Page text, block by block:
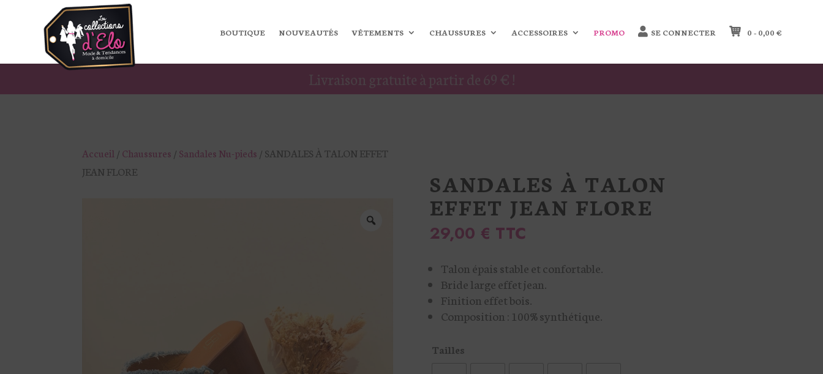
BOUTIQUE NOUVEAUTÉS VÊTEMENTS CHAUSSURES ACCESSOIRES PROMO SE CONNECTER 0 - 0,00 €
Livraison gratuite à partir de 69 € !
Accueil / Chaussures / Sandales Nu-pieds / SANDALES À TALON EFFET
JEAN FLORE
SANDALES À TALON
EFFET JEAN FLORE
29,00 € TTC
Talon épais stable et confortable.
Bride large effet jean.
Finition effet bois.
Composition : 100% synthétique.
Tailles